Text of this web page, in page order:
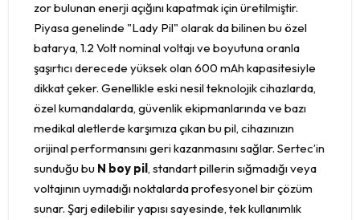
zor bulunan enerji açığını kapatmak için üretilmiştir.
Piyasa genelinde "Lady Pil" olarak da bilinen bu özel
batarya, 1.2 Volt nominal voltajı ve boyutuna oranla
şaşırtıcı derecede yüksek olan 600 mAh kapasitesiyle
dikkat çeker. Genellikle eski nesil teknolojik cihazlarda,
özel kumandalarda, güvenlik ekipmanlarında ve bazı
medikal aletlerde karşımıza çıkan bu pil, cihazınızın
orijinal performansını geri kazanmasını sağlar. Sertec’in
sunduğu bu N boy pil , standart pillerin sığmadığı veya
voltajının uymadığı noktalarda profesyonel bir çözüm
sunar. Şarj edilebilir yapısı sayesinde, tek kullanımlık